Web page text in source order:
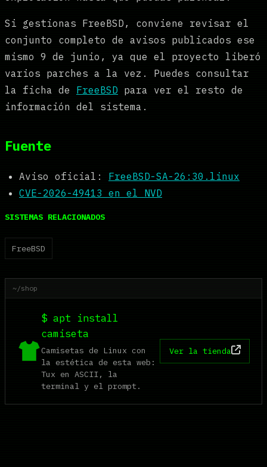
Si gestionas FreeBSD, conviene revisar el
conjunto completo de avisos publicados ese
mismo 9 de junio, ya que el proyecto liberó
varios parches a la vez. Puedes consultar
la ficha de FreeBSD para ver el resto de
información del sistema.
Fuente
Aviso oficial: FreeBSD-SA-26:30.linux
CVE-2026-49413 en el NVD
SISTEMAS RELACIONADOS
FreeBSD
~/shop
$ apt install
camiseta
Camisetas de Linux con
la estética de esta web:
Tux en ASCII, la
terminal y el prompt.
Ver la tienda